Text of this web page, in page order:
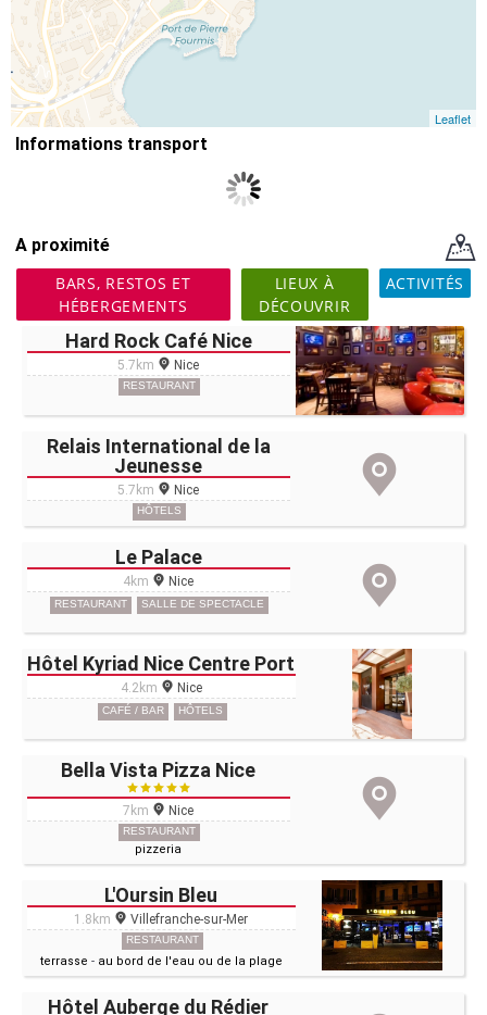
Leaflet
Informations transport
A proximité
BARS, RESTOS ET
HÉBERGEMENTS
LIEUX À
DÉCOUVRIR
ACTIVITÉS
Hard Rock Café Nice
5.7km Nice
RESTAURANT
Relais International de la
Jeunesse
5.7km Nice
HÔTELS
Le Palace
4km Nice
RESTAURANT SALLE DE SPECTACLE
Hôtel Kyriad Nice Centre Port
4.2km Nice
CAFÉ / BAR HÔTELS
Bella Vista Pizza Nice
7km Nice
RESTAURANT
pizzeria
L'Oursin Bleu
1.8km Villefranche-sur-Mer
RESTAURANT
terrasse - au bord de l'eau ou de la plage
Hôtel Auberge du Rédier